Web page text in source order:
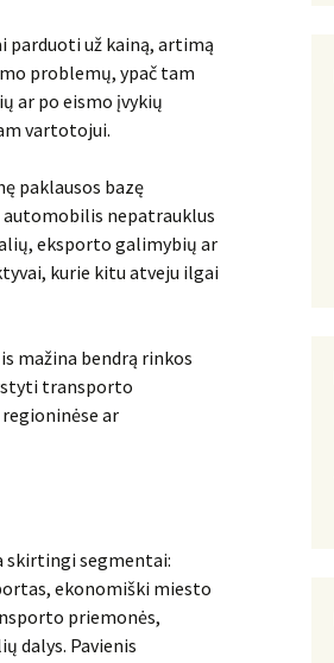
parduoti už kainą, artimą
problemų, ypač tam
ar po eismo įvykių
vartotojui.
paklausos bazę
nepatrauklus
eksporto galimybių ar
kurie kitu atveju ilgai
mažina bendrą rinkos
transporto
ar
skirtingi segmentai:
ekonomiški miesto
priemonės,
dalys. Pavienis